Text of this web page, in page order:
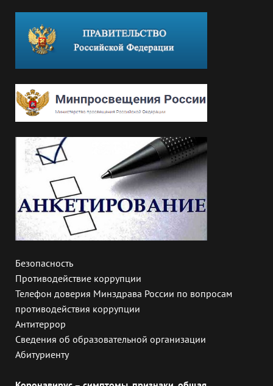
Безопасность
Противодействие коррупции
Телефон доверия Минздрава России по вопросам
противодействия коррупции
Антитеррор
Сведения об образовательной организации
Абитуриенту